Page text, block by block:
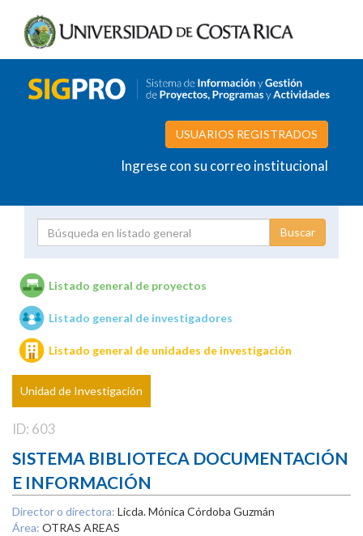
USUARIOS REGISTRADOS
Ingrese con su correo institucional
Unidades de investigación
Listado general de proyectos
Listado general de investigadores
Listado general de unidades de investigación
Unidad de Investigación
ID: 603
SISTEMA BIBLIOTECA DOCUMENTACIÓN
E INFORMACIÓN
Director o directora: Licda. Mónica Córdoba Guzmán
Área: OTRAS AREAS